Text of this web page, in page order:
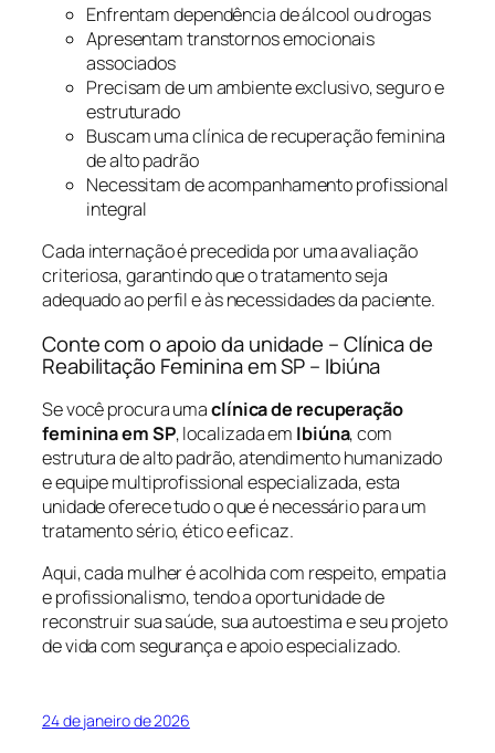
Enfrentam dependência de álcool ou drogas
Apresentam transtornos emocionais
associados
Precisam de um ambiente exclusivo, seguro e
estruturado
Buscam uma clínica de recuperação feminina
de alto padrão
Necessitam de acompanhamento profissional
integral
Cada internação é precedida por uma avaliação
criteriosa, garantindo que o tratamento seja
adequado ao perfil e às necessidades da paciente.
Conte com o apoio da unidade – Clínica de
Reabilitação Feminina em SP – Ibiúna
Se você procura umaclínica de recuperação
feminina em SP, localizada em Ibiúna, com
estrutura de alto padrão, atendimento humanizado
e equipe multiprofissional especializada, esta
unidade oferece tudo o que é necessário para um
tratamento sério, ético e eficaz.
Aqui, cada mulher é acolhida com respeito, empatia
e profissionalismo, tendo a oportunidade de
reconstruir sua saúde, sua autoestima e seu projeto
de vida com segurança e apoio especializado.
24 de janeiro de 2026